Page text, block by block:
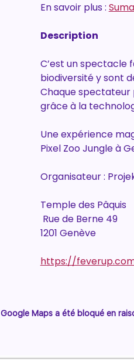
En savoir plus :
Description
C’est un spectacle
biodiversité y sont
Chaque spectateur
grâce à la
Une expérience
Pixel Zoo Jungle à
Organisateur :
Temple des Pâquis
Rue de Berne 49
1201 Genève
https://
Google Maps a été bloqué en